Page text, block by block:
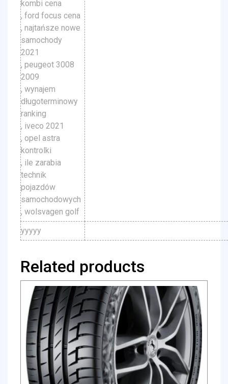
kombi cena
, ford focus cena
, najtańsze nowe
samochody
2021
, peugeot 3008
2009
, wynajem
długoterminowy
ranking
, iveco 2021
, opel astra
kontrolki
, ile zarabia
technik
pojazdów
samochodowych
, wolsvagen golf
yyyyy
Related products